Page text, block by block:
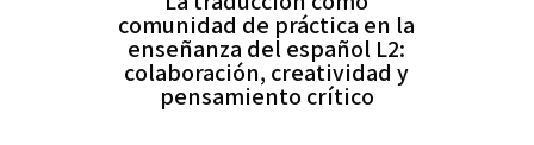
comunidad de práctica en la
enseñanza del español L2:
colaboración, creatividad y
pensamiento crítico